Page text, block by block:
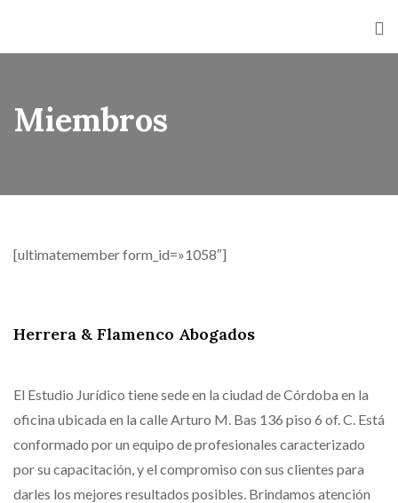
Miembros
[ultimatemember form_id=»1058″]
Herrera & Flamenco Abogados
El Estudio Jurídico tiene sede en la ciudad de Córdoba en la
oficina ubicada en la calle Arturo M. Bas 136 piso 6 of. C. Está
conformado por un equipo de profesionales caracterizado
por su capacitación, y el compromiso con sus clientes para
darles los mejores resultados posibles. Brindamos atención